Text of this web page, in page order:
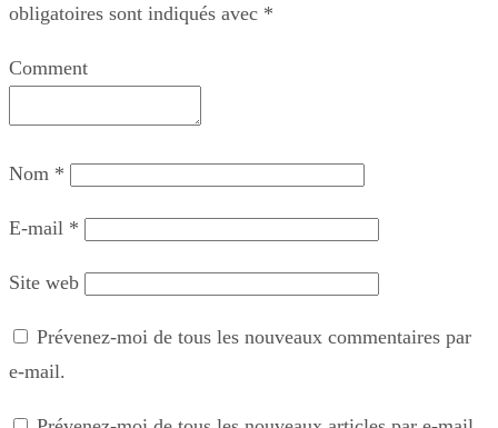
obligatoires sont indiqués avec *
Comment
Nom *
E-mail *
Site web
Prévenez-moi de tous les nouveaux commentaires par
e-mail.